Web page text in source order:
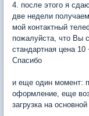
4. после этого я
две недели
мой контактный
пожалуйста, что Вы
стандартная цена 10
Спасибо
и еще один момент:
оформление, еще
загрузка на